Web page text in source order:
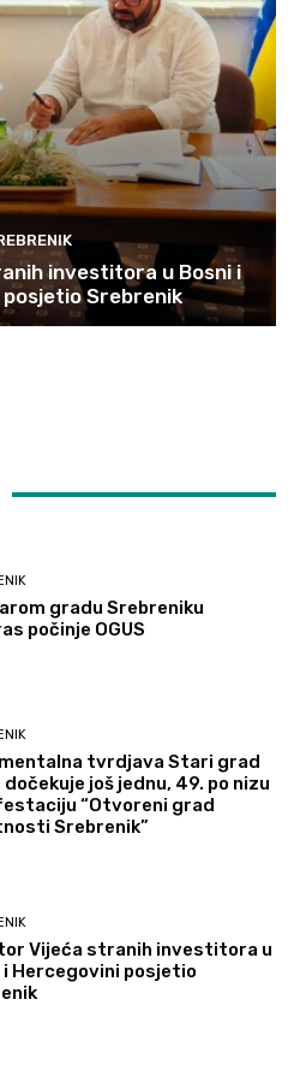
investitora u Bosni i
Srebrenik
gradu Srebreniku
počinje OGUS
tvrdjava Stari grad
još jednu, 49. po nizu
“Otvoreni grad
Srebrenik”
Vijeća stranih investitora u
i Hercegovini posjetio